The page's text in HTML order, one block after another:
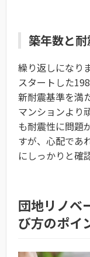
築年数と
繰り返しになり
スタートした
新耐震基準を満
マンションより
も耐震性に問題
すが、心配であ
にしっかりと確
団地リノベ
び方のポイ